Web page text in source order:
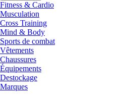
Fitness & Cardio
Musculation
Cross Training
Mind & Body
Sports de combat
Vêtements
Chaussures
Équipements
Destockage
Marques